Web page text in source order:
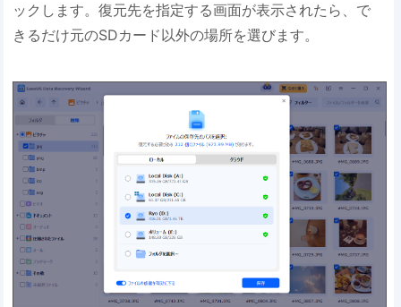
ックします。復元先を指定する画面が表示されたら、で
きるだけ元のSDカード以外の場所を選びます。